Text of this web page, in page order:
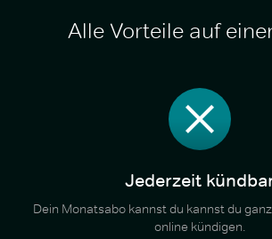
Alle Vorteile auf
Jederzeit
Dein Monatsabo kannst du kannst du
online kündigen.